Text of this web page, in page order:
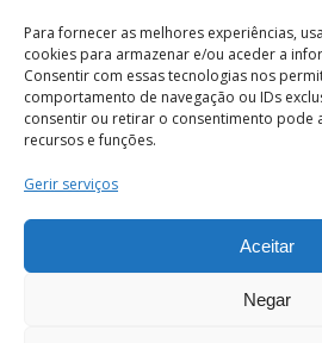
Para fornecer as melhores experiências,
cookies para armazenar e/ou aceder a
Consentir com essas tecnologias nos
comportamento de navegação ou IDs
consentir ou retirar o consentimento pode
recursos e funções.
Gerir serviços
Aceitar
Negar
Termos e Condições
os direitos reservados.